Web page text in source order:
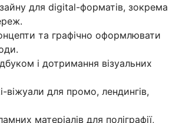
для digital-форматів, зокрема
та графічно оформлювати
і дотримання візуальних
віжуали для промо, лендингів,
матеріалів для поліграфії,